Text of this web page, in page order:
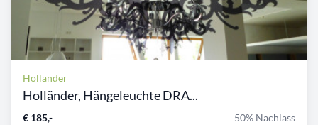
Holländer
Holländer, Hängeleuchte DRA...
€ 185,- 50% Nachlass